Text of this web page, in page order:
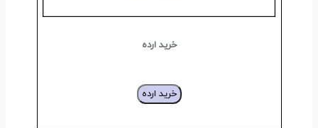
خرید ارده
خرید ارده